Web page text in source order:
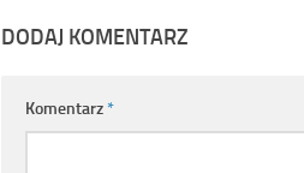
DODAJ KOMENTARZ
Komentarz*